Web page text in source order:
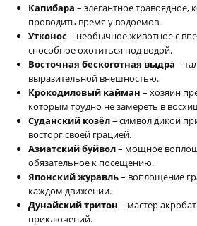
Капибара – элегантное травоядное,
проводить время у водоемов.
Утконос– необычное животное с
способное охотиться под водой.
Восточная бескоготная выдра –
выразительной внешностью.
Крокодиловый кайман – хозяин
которым трудно не замереть в
Суданский козёл– символ дикой
восторг своей грацией.
Азиатский буйвол– мощное
обязательное к посещению.
Японский журавль– воплощение
каждом движении.
Дунайский тритон – мастер
приключений.